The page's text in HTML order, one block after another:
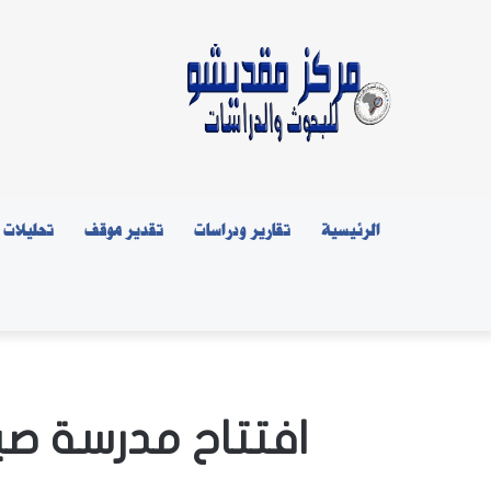
الرئيسية تقارير ودراسات تقدير موقف تحليلات
افتتاح مدرسة